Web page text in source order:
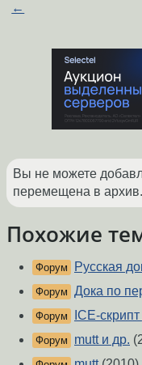
←
Вы не можете
перемещена в архив.
Похожие
Форум Русская
Форум Дока по
Форум ICE-
Форум mutt и др.